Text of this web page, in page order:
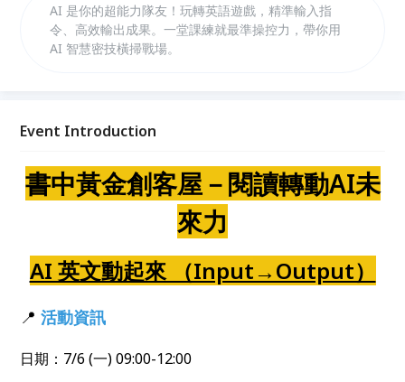
AI 是你的超能力隊友！玩轉英語遊戲，精準輸入指
令、高效輸出成果。一堂課練就最準操控力，帶你用
AI 智慧密技橫掃戰場。
Event Introduction
書中黃金創客屋－閱讀轉動AI未
來力
AI 英文動起來 （Input→Output）
📍活動資訊
日期：7/6 (一) 09:00-12:00